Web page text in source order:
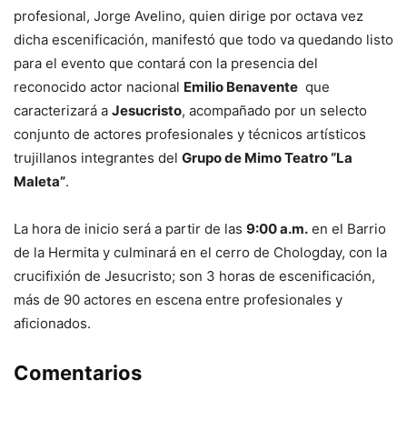
profesional, Jorge Avelino, quien dirige por octava vez
dicha escenificación, manifestó que todo va quedando listo
para el evento que contará con la presencia del
reconocido actor nacional Emilio Benavente que
caracterizará a Jesucristo, acompañado por un selecto
conjunto de actores profesionales y técnicos artísticos
trujillanos integrantes del Grupo de Mimo Teatro “La
Maleta”.
La hora de inicio será a partir de las 9:00 a.m. en el Barrio
de la Hermita y culminará en el cerro de Chologday, con la
crucifixión de Jesucristo; son 3 horas de escenificación,
más de 90 actores en escena entre profesionales y
aficionados.
Comentarios